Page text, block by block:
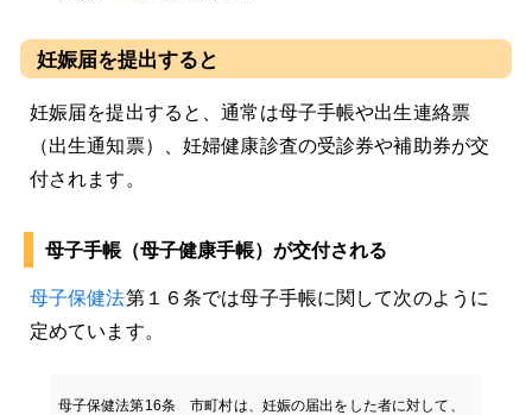
妊娠届を提出すると
妊娠届を提出すると、通常は母子手帳や出生連絡票
（出生通知票）、妊婦健康診査の受診券や補助券が交
付されます。
母子手帳（母子健康手帳）が交付される
母子保健法第１６条では母子手帳に関して次のように
定めています。
母子保健法第16条 市町村は、妊娠の届出をした者に対して、